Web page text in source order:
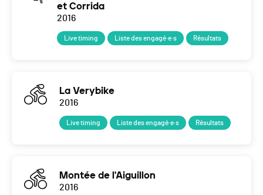
et Corrida
2016
Live timing Liste des engagé·e·s Résultats
La Verybike
2016
Live timing Liste des engagé·e·s Résultats
Montée de l'Aiguillon
2016